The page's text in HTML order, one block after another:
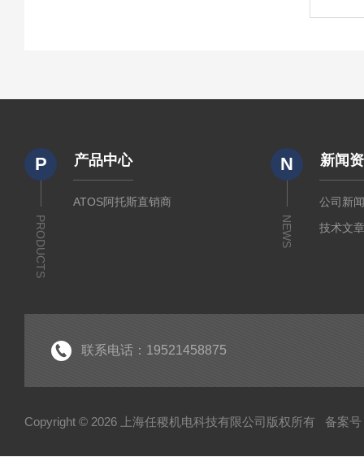
P
PRODUCTS
产品中心
ATOS阿托斯直销商
N
NEWS
新闻
公司新
技术文
联系电话：19521458875
Copyright © 2026 上海任稷机电科技有限公司版权所有 备案号